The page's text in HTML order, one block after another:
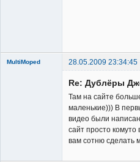
MultiMoped
28.05.2009 23:34:45
Re: Дублёры
Там на сайте
маленькие))) В
видео были
сайт просто комуто
вам сотню сделать